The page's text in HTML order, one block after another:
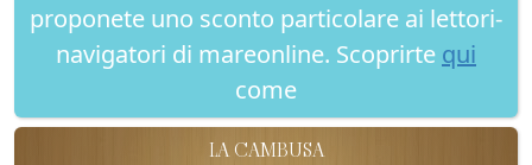
proponete uno sconto particolare ai lettori-
navigatori di mareonline. Scoprirte qui
come
LA CAMBUSA